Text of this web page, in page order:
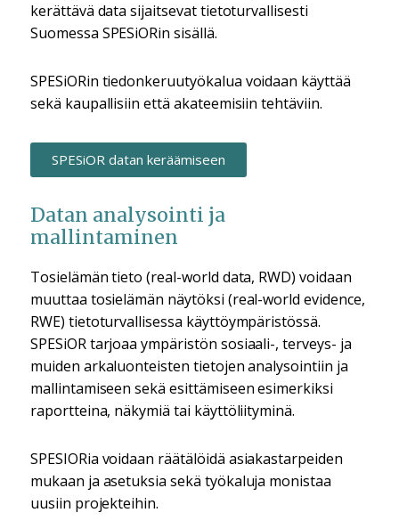
kerättävä data sijaitsevat tietoturvallisesti
Suomessa SPESiORin sisällä.
SPESiORin tiedonkeruutyökalua voidaan käyttää
sekä kaupallisiin että akateemisiin tehtäviin.
SPESiOR datan keräämiseen
Datan analysointi ja
mallintaminen
Tosielämän tieto (real-world data, RWD) voidaan
muuttaa tosielämän näytöksi (real-world evidence,
RWE) tietoturvallisessa käyttöympäristössä.
SPESiOR tarjoaa ympäristön sosiaali-, terveys- ja
muiden arkaluonteisten tietojen analysointiin ja
mallintamiseen sekä esittämiseen esimerkiksi
raportteina, näkymiä tai käyttöliityminä.
SPESIORia voidaan räätälöidä asiakastarpeiden
mukaan ja asetuksia sekä työkaluja monistaa
uusiin projekteihin.